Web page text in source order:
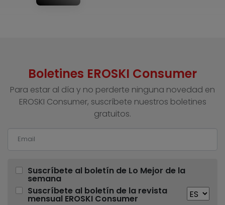
Boletines EROSKI Consumer
Para estar al día y no perderte ninguna novedad en
EROSKI Consumer, suscríbete nuestros boletines
gratuitos.
Suscríbete al boletín de Lo Mejor de la
semana
Suscríbete al boletín de la revista
mensual EROSKI Consumer